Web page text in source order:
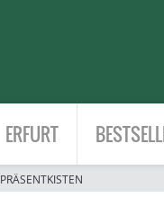
ERFURT
PRÄSENTKISTEN